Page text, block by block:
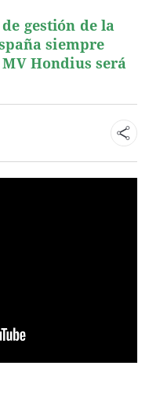
gestión de la
siempre
Hondius será